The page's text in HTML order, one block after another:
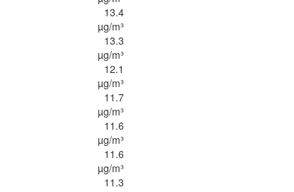
13.4
µg/m³
13.3
µg/m³
12.1
µg/m³
11.7
µg/m³
11.6
µg/m³
11.6
µg/m³
11.3